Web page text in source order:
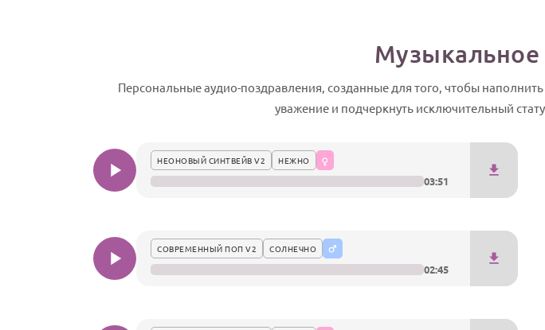
Музыкальное
Персональные аудио-поздравления, созданные для того, чтобы
уважение и подчеркнуть исключительный
НЕОНОВЫЙ СИНТВЕЙВ V2 НЕЖНО
03:51
СОВРЕМЕННЫЙ ПОП V2 СОЛНЕЧНО
02:45